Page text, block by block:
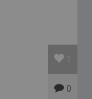
1
0